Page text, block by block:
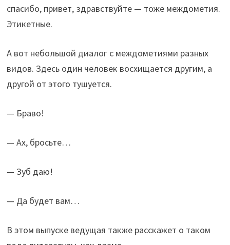
спасибо, привет, здравствуйте — тоже междометия.
Этикетные.
А вот небольшой диалог с междометиями разных
видов. Здесь один человек восхищается другим, а
другой от этого тушуется.
— Браво!
— Ах, бросьте…
— Зуб даю!
— Да будет вам…
В этом выпуске ведущая также расскажет о таком